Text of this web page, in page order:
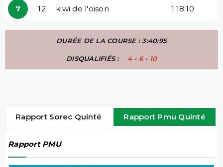
7 12 kiwi de l'oison 1:18:10
DURÉE DE LA COURSE : 3:40:95
DISQUALIFIÉS : 4- 6- 10
Rapport Sorec Quinté Rapport Pmu Quinté
Rapport PMU